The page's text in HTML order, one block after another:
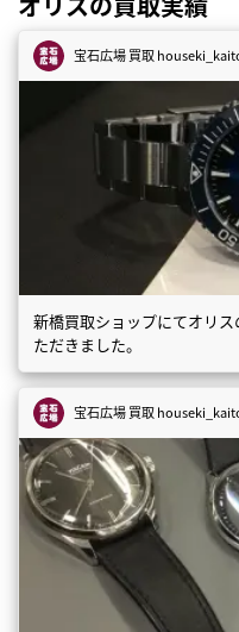
宝石広場 買取
新橋買取ショップにてオリ
ただきました。
宝石広場 買取